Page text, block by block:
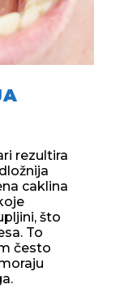
rezultira
caklina
što
To
često